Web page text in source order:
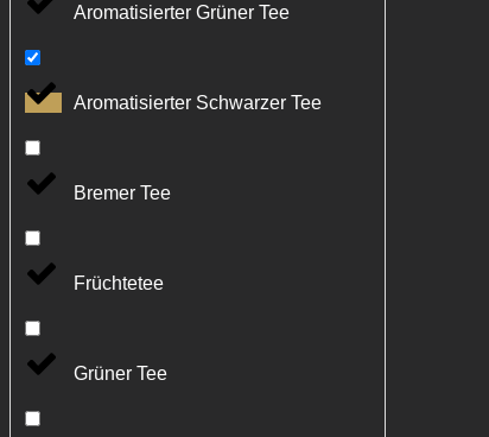
Aromatisierter Grüner Tee
Aromatisierter Schwarzer Tee
Bremer Tee
Früchtetee
Grüner Tee